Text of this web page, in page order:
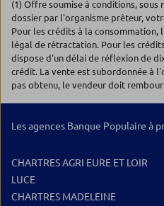
(1) Offre soumise à conditions,
dossier par l'organisme prêteur,
Pour les crédits à la
légal de rétractation. Pour les
dispose d'un délai de réflexion de
crédit. La vente est subordonnée à
pas obtenu, le vendeur doit
Les agences Banque Populaire à
CHARTRES AGRI EURE ET LOIR
LUCE
CHARTRES MADELEINE